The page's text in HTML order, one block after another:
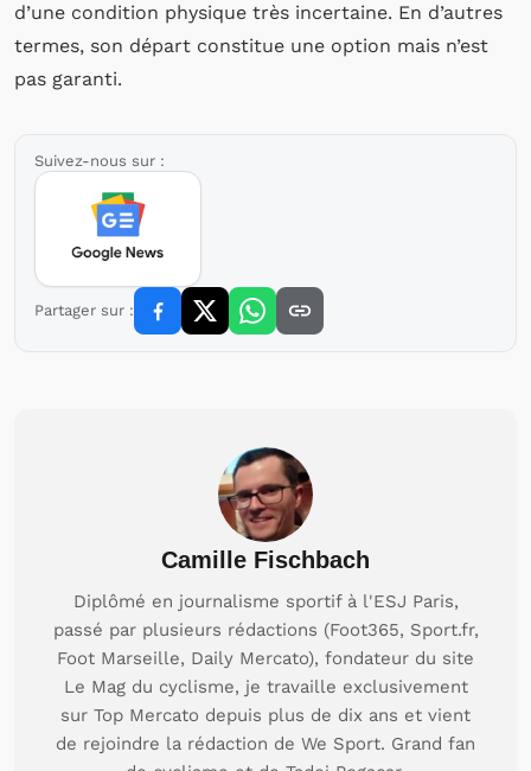
d’une condition physique très incertaine. En d’autres
termes, son départ constitue une option mais n’est
pas garanti.
Suivez-nous sur :
Partager sur :
Camille Fischbach
Diplômé en journalisme sportif à l'ESJ Paris,
passé par plusieurs rédactions (Foot365, Sport.fr,
Foot Marseille, Daily Mercato), fondateur du site
Le Mag du cyclisme, je travaille exclusivement
sur Top Mercato depuis plus de dix ans et vient
de rejoindre la rédaction de We Sport. Grand fan